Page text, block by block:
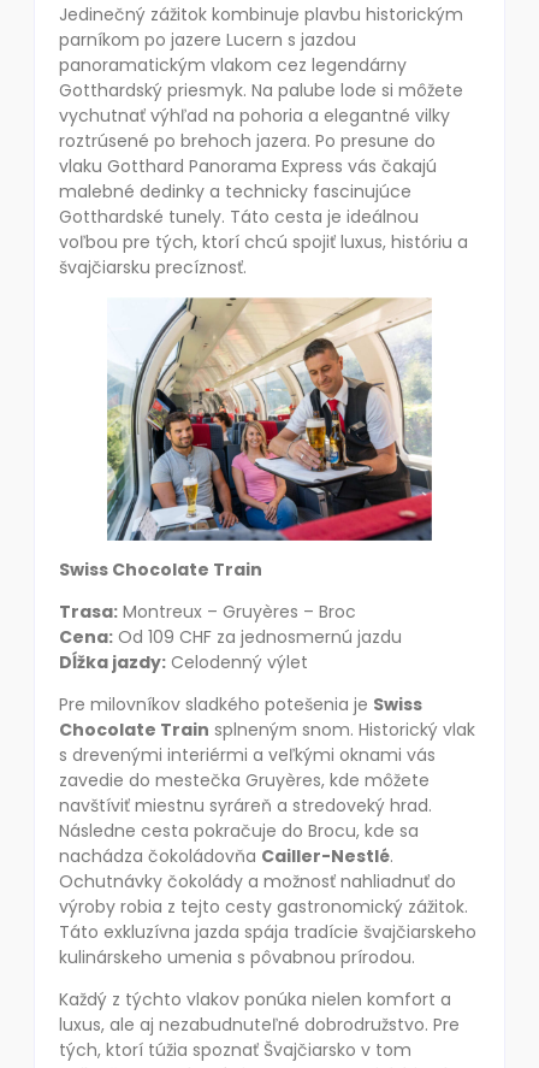
Jedinečný zážitok kombinuje plavbu historickým
parníkom po jazere Lucern s jazdou
panoramatickým vlakom cez legendárny
Gotthardský priesmyk. Na palube lode si môžete
vychutnať výhľad na pohoria a elegantné vilky
roztrúsené po brehoch jazera. Po presune do
vlaku Gotthard Panorama Express vás čakajú
malebné dedinky a technicky fascinujúce
Gotthardské tunely. Táto cesta je ideálnou
voľbou pre tých, ktorí chcú spojiť luxus, históriu a
švajčiarsku precíznosť.
Swiss Chocolate Train
Trasa: Montreux – Gruyères – Broc
Cena: Od 109 CHF za jednosmernú jazdu
Dĺžka jazdy: Celodenný výlet
Pre milovníkov sladkého potešenia je Swiss
Chocolate Train splneným snom. Historický vlak
s drevenými interiérmi a veľkými oknami vás
zavedie do mestečka Gruyères, kde môžete
navštíviť miestnu syráreň a stredoveký hrad.
Následne cesta pokračuje do Brocu, kde sa
nachádza čokoládovňa Cailler-Nestlé.
Ochutnávky čokolády a možnosť nahliadnuť do
výroby robia z tejto cesty gastronomický zážitok.
Táto exkluzívna jazda spája tradície švajčiarskeho
kulinárskeho umenia s pôvabnou prírodou.
Každý z týchto vlakov ponúka nielen komfort a
luxus, ale aj nezabudnuteľné dobrodružstvo. Pre
tých, ktorí túžia spoznať Švajčiarsko v tom